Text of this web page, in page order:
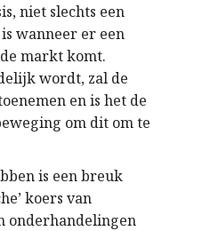
niet slechts een
wanneer er een
markt komt.
wordt, zal de
en is het de
om dit om te
is een breuk
koers van
onderhandelingen